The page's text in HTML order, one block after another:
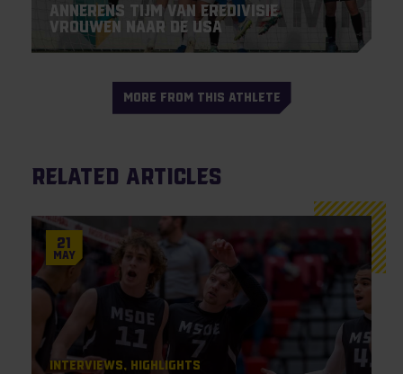
Annerens Tijm van Eredivisie
Vrouwen naar de USA
MORE FROM THIS ATHLETE
Related articles
21
May
Interviews Highlights